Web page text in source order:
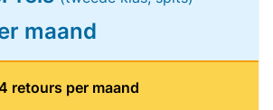
maand
retours per maand